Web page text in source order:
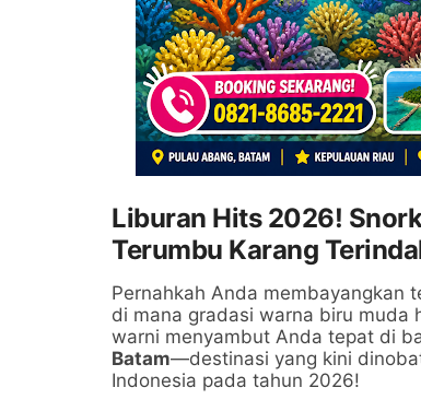
Liburan Hits 2026!
Terumbu Karang
Pernahkah Anda membayangkan
di mana gradasi warna biru muda
warni menyambut Anda tepat di
Batam—destinasi yang kini
Indonesia pada tahun 2026!